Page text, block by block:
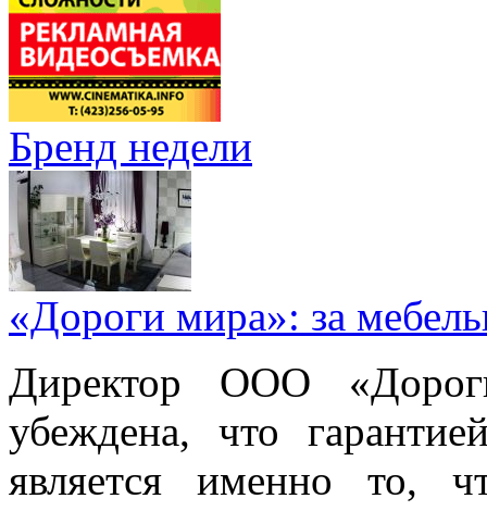
Бренд недели
«Дороги мира»: за
Директор ООО
убеждена, что
является именно то,